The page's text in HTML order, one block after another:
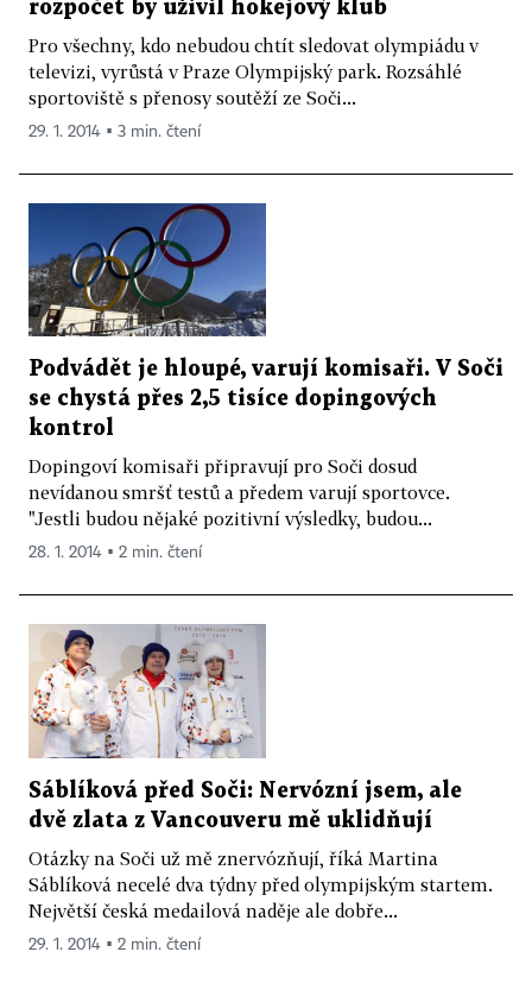
rozpočet by uživil hokejový klub
Pro všechny, kdo nebudou chtít sledovat olympiádu v
televizi, vyrůstá v Praze Olympijský park. Rozsáhlé
sportoviště s přenosy soutěží ze Soči...
29. 1. 2014 ▪ 3 min. čtení
Podvádět je hloupé, varují komisaři. V Soči
se chystá přes 2,5 tisíce dopingových
kontrol
Dopingoví komisaři připravují pro Soči dosud
nevídanou smršť testů a předem varují sportovce.
"Jestli budou nějaké pozitivní výsledky, budou...
28. 1. 2014 ▪ 2 min. čtení
Sáblíková před Soči: Nervózní jsem, ale
dvě zlata z Vancouveru mě uklidňují
Otázky na Soči už mě znervózňují, říká Martina
Sáblíková necelé dva týdny před olympijským startem.
Největší česká medailová naděje ale dobře...
29. 1. 2014 ▪ 2 min. čtení